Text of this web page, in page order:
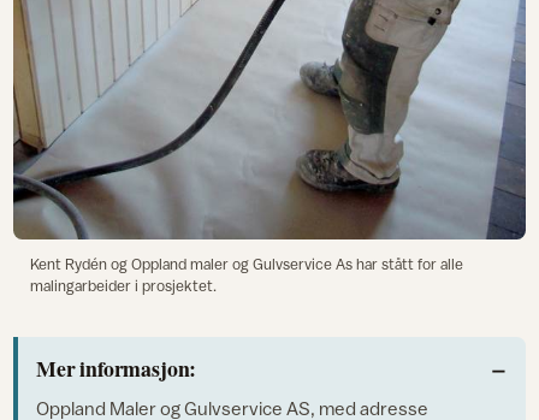
Kent Rydén og Oppland maler og Gulvservice As har stått for alle
malingarbeider i prosjektet.
Mer informasjon:
Oppland Maler og Gulvservice AS, med adresse